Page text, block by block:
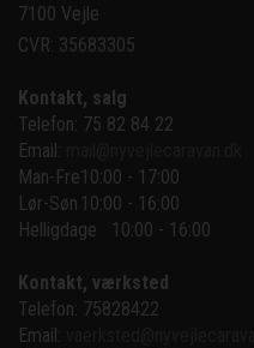
7100 Vejle
CVR: 35683305
Kontakt, salg
Telefon: 75 82 84 22
Email:
Man-Fre10:00 - 17:00
Lør-Søn 10:00 - 16:00
Helligdage   10:00 - 16:00
Kontakt, værksted
Telefon: 75828422
Email: